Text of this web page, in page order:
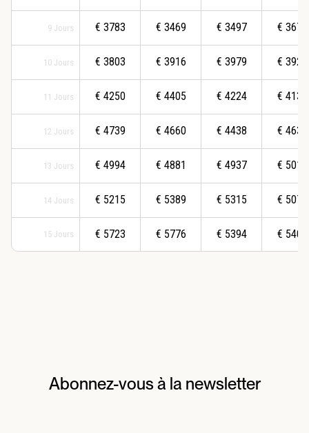
9 Jours
10 Jours
11 Jours
12 Jours
13 Jours
14 Jours
15 Jours
€ 3783
€ 3803
€ 4250
€ 4739
€ 4994
€ 5215
€ 5723
€ 3469
€ 3916
€ 4405
€ 4660
€ 4881
€ 5389
€ 5776
€ 3497
€ 3979
€ 4224
€ 4438
€ 4937
€ 5315
€ 5394
€ 3677
€ 3923
€ 4137
€ 4636
€ 5014
€ 5070
€ 5405
Abonnez-vous à la newsletter